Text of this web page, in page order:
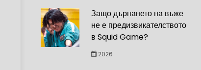
Защо дърпането на въже
не е предизвикателството
в Squid Game?
2026